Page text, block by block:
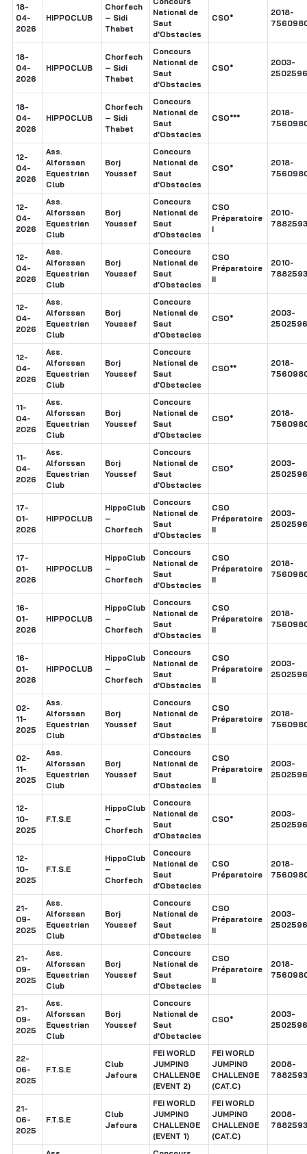
18-
04-
2026
HIPPOCLUB
Chorfech
– Sidi
Thabet
National de
Saut
d'Obstacles
CSO*
2018-
18-
04-
2026
HIPPOCLUB
Chorfech
– Sidi
Thabet
Concours
National de
Saut
d'Obstacles
CSO*
2003-
18-
04-
2026
HIPPOCLUB
Chorfech
– Sidi
Thabet
Concours
National de
Saut
d'Obstacles
CSO***
2018-
12-
04-
2026
Ass.
Alforssan
Equestrian
Club
Borj
Youssef
Concours
National de
Saut
d'Obstacles
CSO*
2018-
12-
04-
2026
Ass.
Alforssan
Equestrian
Club
Borj
Youssef
Concours
National de
Saut
d'Obstacles
CSO
Préparatoire
I
2010-
12-
04-
2026
Ass.
Alforssan
Equestrian
Club
Borj
Youssef
Concours
National de
Saut
d'Obstacles
CSO
Préparatoire
II
2010-
12-
04-
2026
Ass.
Alforssan
Equestrian
Club
Borj
Youssef
Concours
National de
Saut
d'Obstacles
CSO*
2003-
12-
04-
2026
Ass.
Alforssan
Equestrian
Club
Borj
Youssef
Concours
National de
Saut
d'Obstacles
CSO**
2018-
11-
04-
2026
Ass.
Alforssan
Equestrian
Club
Borj
Youssef
Concours
National de
Saut
d'Obstacles
CSO*
2018-
11-
04-
2026
Ass.
Alforssan
Equestrian
Club
Borj
Youssef
Concours
National de
Saut
d'Obstacles
CSO*
2003-
17-
01-
2026
HIPPOCLUB
HippoClub
–
Chorfech
Concours
National de
Saut
d'Obstacles
CSO
Préparatoire
II
2003-
17-
01-
2026
HIPPOCLUB
HippoClub
–
Chorfech
Concours
National de
Saut
d'Obstacles
CSO
Préparatoire
II
2018-
16-
01-
2026
HIPPOCLUB
HippoClub
–
Chorfech
Concours
National de
Saut
d'Obstacles
CSO
Préparatoire
II
2018-
16-
01-
2026
HIPPOCLUB
HippoClub
–
Chorfech
Concours
National de
Saut
d'Obstacles
CSO
Préparatoire
II
2003-
02-
11-
2025
Ass.
Alforssan
Equestrian
Club
Borj
Youssef
Concours
National de
Saut
d'Obstacles
CSO
Préparatoire
II
2018-
02-
11-
2025
Ass.
Alforssan
Equestrian
Club
Borj
Youssef
Concours
National de
Saut
d'Obstacles
CSO
Préparatoire
II
2003-
12-
10-
2025
F.T.S.E
HippoClub
–
Chorfech
Concours
National de
Saut
d'Obstacles
CSO*
2003-
12-
10-
2025
F.T.S.E
HippoClub
–
Chorfech
Concours
National de
Saut
d'Obstacles
CSO
Préparatoire
2018-
21-
09-
2025
Ass.
Alforssan
Equestrian
Club
Borj
Youssef
Concours
National de
Saut
d'Obstacles
CSO
Préparatoire
II
2003-
21-
09-
2025
Ass.
Alforssan
Equestrian
Club
Borj
Youssef
Concours
National de
Saut
d'Obstacles
CSO
Préparatoire
II
2018-
21-
09-
2025
Ass.
Alforssan
Equestrian
Club
Borj
Youssef
Concours
National de
Saut
d'Obstacles
CSO*
2003-
22-
06-
2025
F.T.S.E
Club
Jafoura
FEI WORLD
JUMPING
CHALLENGE
(EVENT 2)
FEI WORLD
JUMPING
CHALLENGE
(CAT.C)
2008-
21-
06-
2025
F.T.S.E
Club
Jafoura
FEI WORLD
JUMPING
CHALLENGE
(EVENT 1)
FEI WORLD
JUMPING
CHALLENGE
(CAT.C)
2008-